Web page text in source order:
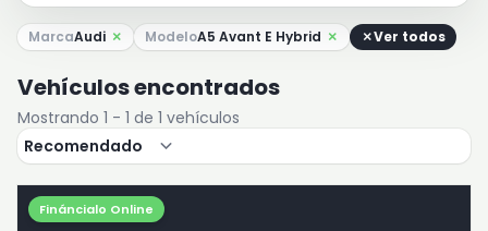
MarcaAudi ModeloA5 Avant E Hybrid Ver todos
Vehículos encontrados
Mostrando 1 - 1 de 1 vehículos
Fináncialo Online